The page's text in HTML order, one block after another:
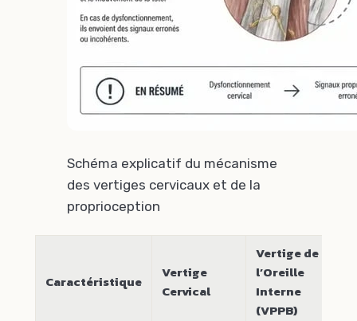
Schéma explicatif du mécanisme
des vertiges cervicaux et de la
proprioception
Caractéristique
Vertige
Cervical
Vertige de
l’Oreille
Interne
(VPPB)